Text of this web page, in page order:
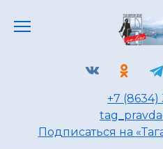
+7 (8634)
Подписаться на